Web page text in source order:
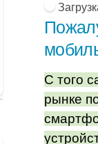
С того
рынке